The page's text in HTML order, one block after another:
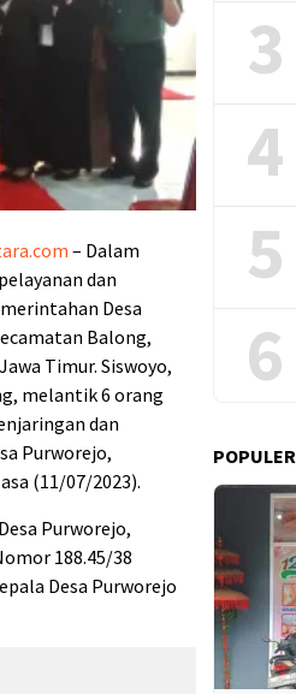
– Dalam
dan
Desa
Balong,
Timur. Siswoyo,
melantik 6 orang
dan
Purworejo,
(11/07/2023).
Purworejo,
188.45/38
Desa Purworejo
3
4
5
6
POPULER